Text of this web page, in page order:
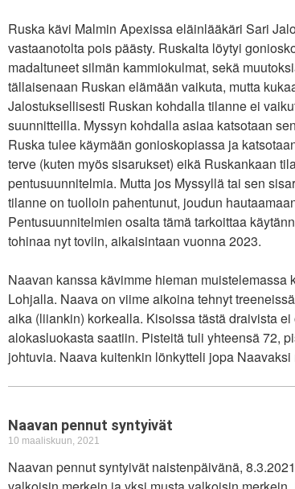
Ruska kävi Malmin Apexissa eläinlääkäri Sari
vastaanotolta pois päästy. Ruskalta löytyi
madaltuneet silmän kammiokulmat, sekä
tällaisenaan Ruskan elämään vaikuta, mutta
Jalostuksellisesti Ruskan kohdalla tilanne ei
suunnitteilla. Myssyn kohdalla asiaa katsotaan
Ruska tulee käymään gonioskopiassa ja
terve (kuten myös sisarukset) eikä Ruskankaan
pentusuunnitelmia. Mutta jos Myssyllä tai sen
tilanne on tuolloin pahentunut, joudun
Pentusuunnitelmien osalta tämä tarkoittaa
tohinaa nyt toviin, aikaisintaan vuonna 2023.
Naavan kanssa kävimme hieman
Lohjalla. Naava on viime aikoina tehnyt
aika (liiankin) korkealla. Kisoissa tästä draivista
alokasluokasta saatiin. Pisteitä tuli yhteensä 72,
johtuvia. Naava kuitenkin lönkytteli jopa
Naavan pennut syntyivät
10 maaliskuun, 2021
Naavan pennut syntyivät naistenpäivänä,